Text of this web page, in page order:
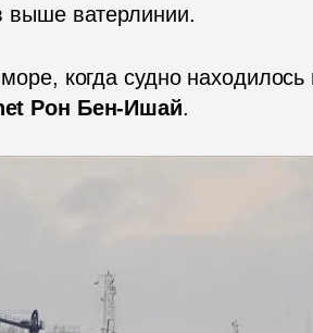
выше ватерлинии.
когда судно находилось
Рон Бен-Ишай.